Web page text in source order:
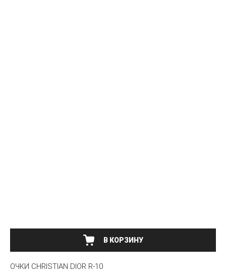
В КОРЗИНУ
ОЧКИ CHRISTIAN DIOR R-10